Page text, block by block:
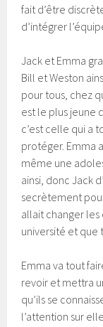
fait d’être
d’intégrer
Jack et Emma
Bill et Weston
pour tous, chez
est le plus jeune
c’est celle qui a
protéger. Emma
même une
ainsi, donc Jack
secrètement
allait changer les
université et que
Emma va tout
revoir et mettra
qu’ils se
l’attention sur